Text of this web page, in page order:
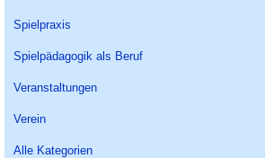
Spielpraxis
Spielpädagogik als Beruf
Veranstaltungen
Verein
Alle Kategorien